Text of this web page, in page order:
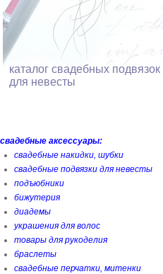
каталог свадебных подвязок
для невесты
свадебные аксессуары:
свадебные накидки, шубки
свадебные подвязки для невесты
подъюбники
бижутерия
диадемы
украшения для волос
товары для рукоделия
браслеты
свадебные перчатки, митенки